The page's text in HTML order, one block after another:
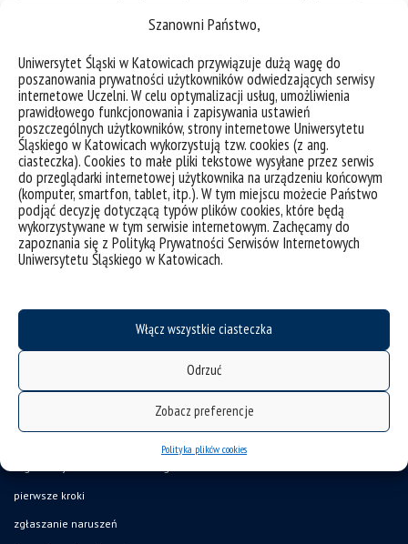
Szanowni Państwo,
Uniwersytet Śląski w Katowicach przywiązuje dużą wagę do
poszanowania prywatności użytkowników odwiedzających serwisy
internetowe Uczelni. W celu optymalizacji usług, umożliwienia
prawidłowego funkcjonowania i zapisywania ustawień
poszczególnych użytkowników, strony internetowe Uniwersytetu
Śląskiego w Katowicach wykorzystują tzw. cookies (z ang.
ciasteczka). Cookies to małe pliki tekstowe wysyłane przez serwis
do przeglądarki internetowej użytkownika na urządzeniu końcowym
(komputer, smartfon, tablet, itp.). W tym miejscu możecie Państwo
podjąć decyzję dotyczącą typów plików cookies, które będą
wykorzystywane w tym serwisie internetowym. Zachęcamy do
zapoznania się z Polityką Prywatności Serwisów Internetowych
Uniwersytetu Śląskiego w Katowicach.
Włącz wszystkie ciasteczka
Odrzuć
Zobacz preferencje
Polityka plików cookies
UŚ od A do Z
pierwsze kroki
zgłaszanie naruszeń